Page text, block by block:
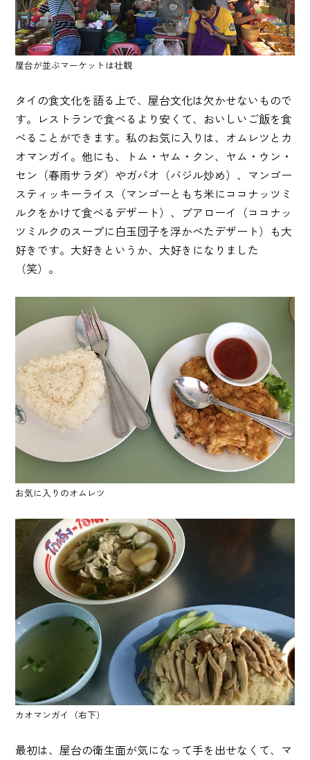
屋台が並ぶマーケットは壮観
タイの食文化を語る上で、屋台文化は欠かせないもので
す。レストランで食べるより安くて、おいしいご飯を食
べることができます。私のお気に入りは、オムレツとカ
オマンガイ。他にも、トム・ヤム・クン、ヤム・ウン・
セン（春雨サラダ）やガパオ（バジル炒め）、マンゴー
スティッキーライス（マンゴーともち米にココナッツミ
ルクをかけて食べるデザート）、ブアローイ（ココナッ
ツミルクのスープに白玉団子を浮かべたデザート）も大
好きです。大好きというか、大好きになりました
（笑）。
お気に入りのオムレツ
カオマンガイ（右下）
最初は、屋台の衛生面が気になって手を出せなくて、マ